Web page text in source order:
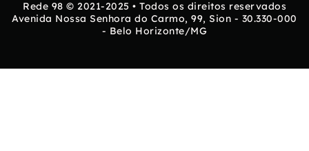
Rede 98 © 2021-2025 • Todos os direitos reservados
Avenida Nossa Senhora do Carmo, 99, Sion - 30.330-000
- Belo Horizonte/MG